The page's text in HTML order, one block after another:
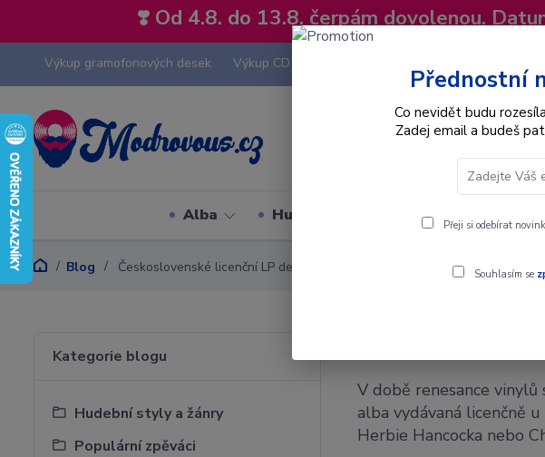
❣️ Od 4.8. do 13.8. čerpám dovolenou.
Výkup gramofonových desek Výkup CD
Alba Hudební styly Interpret
Blog Československé licenční LP desky
Kategorie blogu
Hudební styly a žánry
Populární zpěváci
V době renesance
alba vydávaná licenčně
Herbie Hancocka nebo
Přednostní
Co nevidět budu
Zadej email a budeš
Přeji si odebírat
Souhlasím se